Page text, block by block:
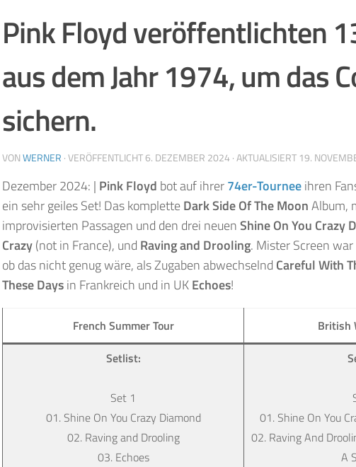
Pink Floyd veröffentlichten
aus dem Jahr 1974, um das
sichern.
VONWERNER · VERÖFFENTLICHT6. DEZEMBER 2024 · AKTUALISIERT 19.
Dezember 2024: | Pink Floyd bot auf ihrer74er-Tourneeihren
ein sehr geiles Set! Das kompletteDark Side Of The MoonAlbum,
improvisierten Passagen und den drei neuenShine On You Crazy
Crazy(not in France), und Raving and Drooling. Mister Screen
ob das nicht genug wäre, als Zugaben abwechselnd Careful With
These Daysin Frankreich und in UKEchoes!
French Summer Tour
British
Setlist:
Set 1
01. Shine On You Crazy Diamond
02. Raving and Drooling
03. Echoes
01. Shine On You
02. Raving And
A